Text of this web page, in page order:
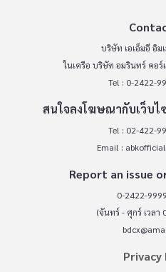
บริษัท เอเอ็มอี อิม
ในเครือ บริษัท อมรินทร์ คอ
Tel : 0-2422-
สนใจลงโฆษณากับเว็บไ
Tel : 02-422-
Email :
Report an issue
0-2422-
(จันทร์ - ศุกร์ เวลา
Privacy